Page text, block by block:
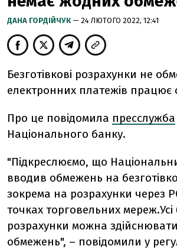
ДАНА ГОРДІЙЧУК — 24 ЛЮТОГО 2022, 12:41
Безготівкові розрахунки не
електронних платежів працює
Про це повідомила пресслужба
Національного банку.
"Підкреслюємо, що
вводив обмежень на
зокрема на розрахунки через
точках торговельних мереж.Усі
розрахунки можна
обмежень", – повідомили у